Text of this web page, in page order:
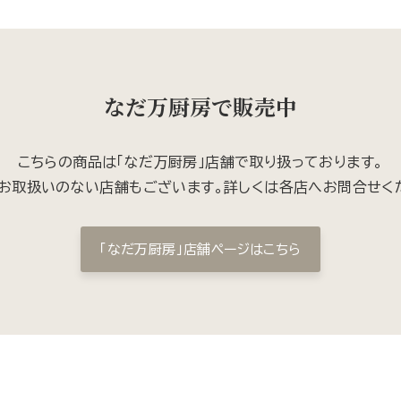
なだ万厨房で販売中
こちらの商品は「なだ万厨房」店舗で取り扱っております。
取扱いのない店舗もございます。詳しくは各店へお問合せく
「なだ万厨房」店舗ページはこちら